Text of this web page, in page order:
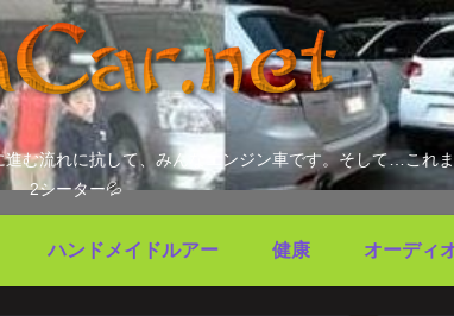
む流れに抗して、みんなエンジン車です。そして…これ
2シーター💦
ハンドメイドルアー 健康 オーディ